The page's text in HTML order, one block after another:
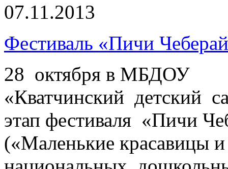
07.11.2013
Фестиваль «Пичи
28 октября в МБДОУ
«Кватчинский детский
этап фестиваля «Пичи
(«Маленькие красавицы